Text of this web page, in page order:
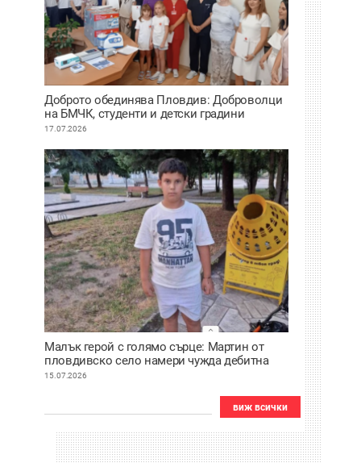
Доброто обединява Пловдив: Доброволци
на БМЧК, студенти и детски градини
осигуриха нова апаратура за детската
17.07.2026
Малък герой с голямо сърце: Мартин от
пловдивско село намери чужда дебитна
карта и веднага я върна
15.07.2026
виж всички